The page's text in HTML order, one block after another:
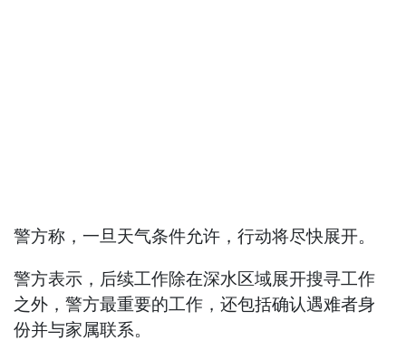
警方称，一旦天气条件允许，行动将尽快展开。
警方表示，后续工作除在深水区域展开搜寻工作
之外，警方最重要的工作，还包括确认遇难者身
份并与家属联系。